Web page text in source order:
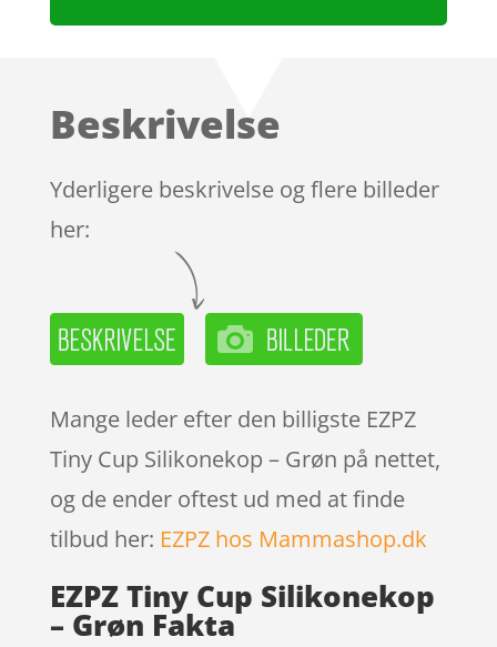
Beskrivelse
Yderligere beskrivelse og flere billeder
her:
Mange leder efter den billigste EZPZ
Tiny Cup Silikonekop – Grøn på nettet,
og de ender oftest ud med at finde
tilbud her: EZPZ hos Mammashop.dk
EZPZ Tiny Cup Silikonekop
– Grøn Fakta